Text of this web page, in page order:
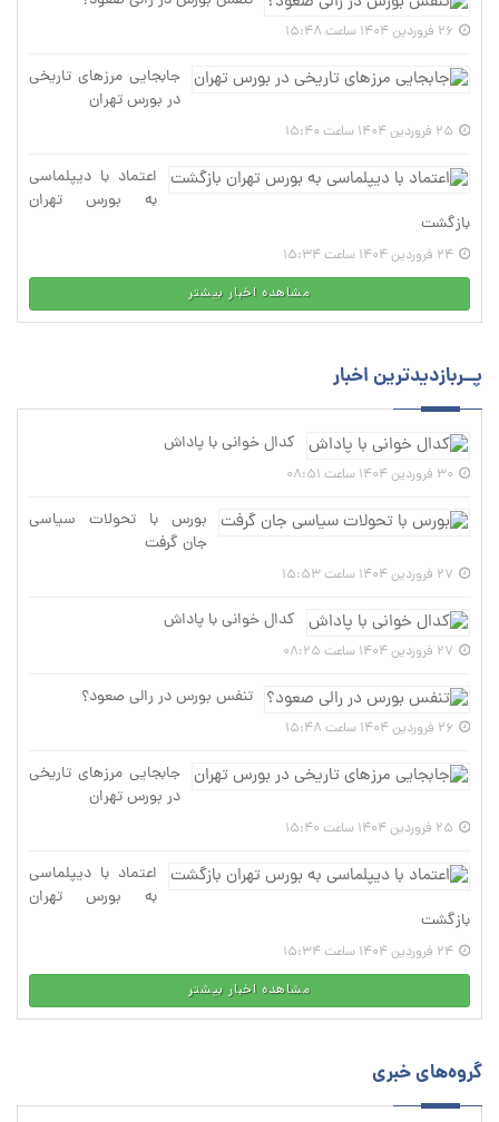
26 فروردین 1404 ساعت 15:48
جابجایی مرزهای تاریخی
در بورس تهران
25 فروردین 1404 ساعت 15:40
اعتماد با دیپلماسی
به بورس تهران
بازگشت
24 فروردین 1404 ساعت 15:34
مشاهده اخبار بیشتر
پــربازدیدترین اخبار
کدال خوانی با پاداش
30 فروردین 1404 ساعت 08:51
بورس با تحولات سیاسی
جان گرفت
27 فروردین 1404 ساعت 15:53
کدال خوانی با پاداش
27 فروردین 1404 ساعت 08:25
تنفس بورس در رالی صعود؟
26 فروردین 1404 ساعت 15:48
جابجایی مرزهای تاریخی
در بورس تهران
25 فروردین 1404 ساعت 15:40
اعتماد با دیپلماسی
به بورس تهران
بازگشت
24 فروردین 1404 ساعت 15:34
مشاهده اخبار بیشتر
گروه‌های خبری